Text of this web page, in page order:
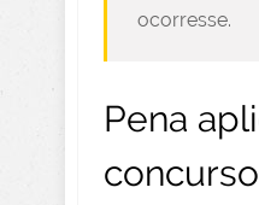
ocorresse.
Pena